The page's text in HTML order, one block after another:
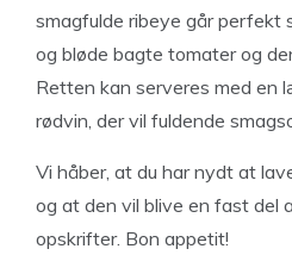
smagfulde ribeye går perfekt
og bløde bagte tomater og
Retten kan serveres med en
rødvin, der vil fuldende
Vi håber, at du har nydt at
og at den vil blive en fast del
opskrifter. Bon appetit!